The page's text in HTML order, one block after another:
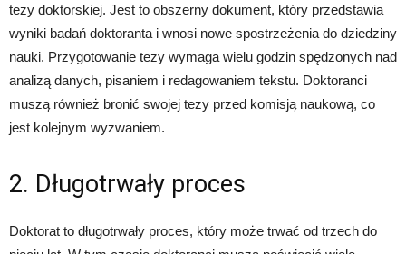
tezy doktorskiej. Jest to obszerny dokument, który przedstawia
wyniki badań doktoranta i wnosi nowe spostrzeżenia do dziedziny
nauki. Przygotowanie tezy wymaga wielu godzin spędzonych nad
analizą danych, pisaniem i redagowaniem tekstu. Doktoranci
muszą również bronić swojej tezy przed komisją naukową, co
jest kolejnym wyzwaniem.
2. Długotrwały proces
Doktorat to długotrwały proces, który może trwać od trzech do